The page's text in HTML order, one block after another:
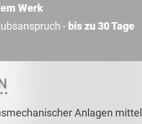
Werk
- bis zu 30 Tage
Anlagen